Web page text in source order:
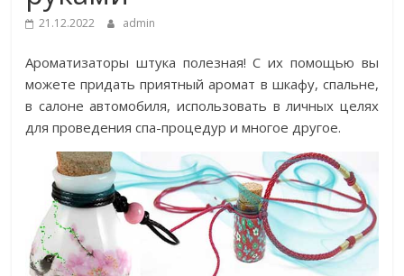
21.12.2022 admin
Ароматизаторы штука полезная! С их помощью вы
можете придать приятный аромат в шкафу, спальне,
в салоне автомобиля, использовать в личных целях
для проведения спа-процедур и многое другое.